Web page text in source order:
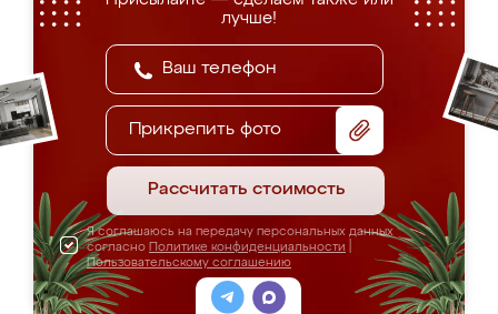
лучше!
Прикрепить фото
Рассчитать стоимость
Я соглашаюсь на передачу персональных данных
согласно Политике конфиденциальности
Пользовательскому соглашению